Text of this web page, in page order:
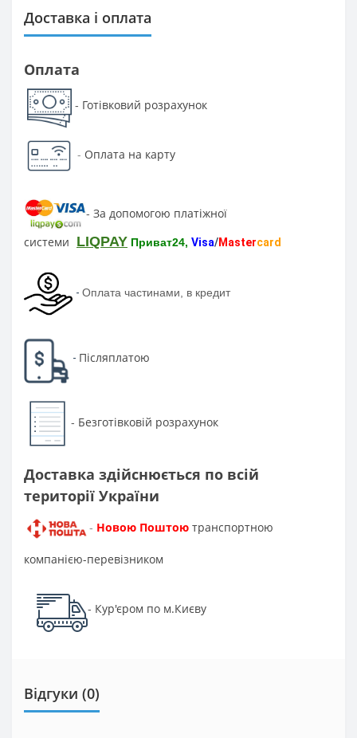
Доставка і оплата
Оплата
- Готівковий розрахунок
- Оплата на карту
- За допомогою платіжної
системи LIQPAY Приват24, Visa/Mastercard
- Оплата частинами, в кредит
- Післяплатою
- Безготівковій розрахунок
Доставка здійснюється по всій
території України
- Новою Поштою транспортною
компанією-перевізником
- Кур'єром по м.Києву
Відгуки (0)